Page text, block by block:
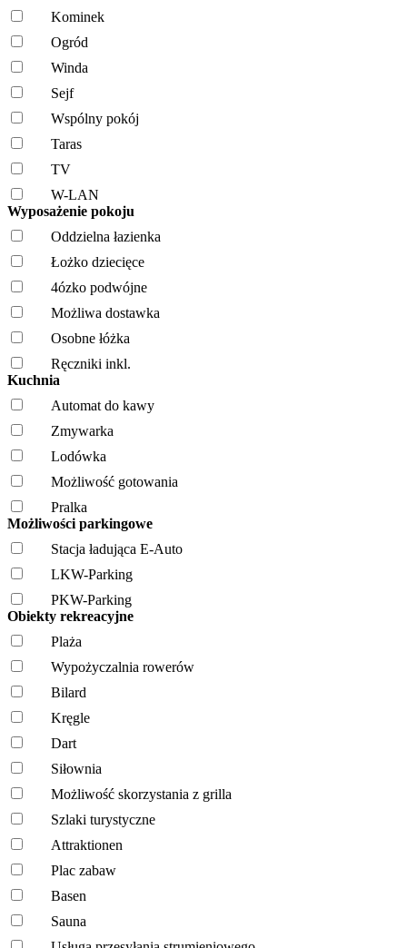
Kominek
Ogród
Winda
Sejf
Wspólny pokój
Taras
TV
W-LAN
Wyposażenie pokoju
Oddzielna łazienka
Łożko dziecięce
4ózko podwójne
Możliwa dostawka
Osobne łóżka
Ręczniki inkl.
Kuchnia
Automat do kawy
Zmywarka
Lodówka
Możliwość gotowania
Pralka
Możliwości parkingowe
Stacja ładująca E-Auto
LKW-Parking
PKW-Parking
Obiekty rekreacyjne
Plaża
Wypożyczalnia rowerów
Bilard
Kręgle
Dart
Siłownia
Możliwość skorzystania z grilla
Szlaki turystyczne
Attraktionen
Plac zabaw
Basen
Sauna